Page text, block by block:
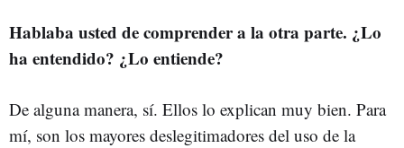
Hablaba usted de comprender a la otra parte. ¿Lo
ha entendido? ¿Lo entiende?
De alguna manera, sí. Ellos lo explican muy bien. Para
mí, son los mayores deslegitimadores del uso de la